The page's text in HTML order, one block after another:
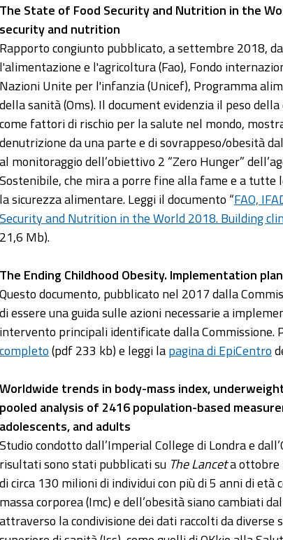
The State of Food Security and Nutrition in the
security and nutrition
Rapporto congiunto pubblicato, a settembre 2018,
l'alimentazione e l'agricoltura (Fao), Fondo
Nazioni Unite per l'infanzia (Unicef), Programma
della sanità (Oms). Il document evidenzia il peso
come fattori di rischio per la salute nel mondo,
denutrizione da una parte e di sovrappeso/obesità
al monitoraggio dell’obiettivo 2 “Zero Hunger”
Sostenibile, che mira a porre fine alla fame e a
la sicurezza alimentare. Leggi il documento “FAO,
Security and Nutrition in the World 2018. Building
21,6 Mb).
The Ending Childhood Obesity. Implementation
Questo documento, pubblicato nel 2017 dalla
di essere una guida sulle azioni necessarie a
intervento principali identificate dalla Commissione.
completo(pdf 233 kb) e leggi lapagina di EpiCentro
Worldwide trends in body-mass index,
pooled analysis of 2416 population-based
adolescents, and adults
Studio condotto dall’Imperial College di Londra e
risultati sono stati pubblicati su The Lanceta ottobre
di circa 130 milioni di individui con più di 5 anni di età
massa corporea (Imc) e dell’obesità siano cambiati
attraverso la condivisione dei dati raccolti da